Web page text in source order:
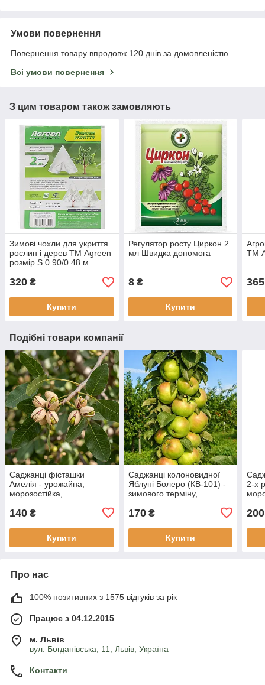
Умови повернення
Повернення товару впродовж 120 днів за домовленістю
Всі умови повернення
З цим товаром також замовляють
Зимові чохли для укриття
рослин і дерев ТМ Agreen
розмір S 0.90/0.48 м
320 ₴
Купити
Регулятор росту Циркон 2
мл Швидка допомога
8₴
Купити
ТМ
365
Подібні товари компанії
Саджанці фісташки
Амелія - урожайна,
морозостійка,
140 ₴
Купити
Саджанці колоновидної
Яблуні Болеро (КВ-101) -
зимового терміну,
морозостійка
170₴
Купити
2-х
200
Про нас
100% позитивних з 1575 відгуків за рік
Працює з 04.12.2015
м. Львів
вул. Богданівська, 11, Львів, Україна
Контакти